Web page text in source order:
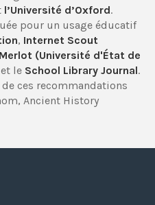
l’Université d’Oxford.
pour un usage éducatif
, Internet Scout
Merlot (Université d'État de
et le School Library Journal.
ces recommandations
Ancient History